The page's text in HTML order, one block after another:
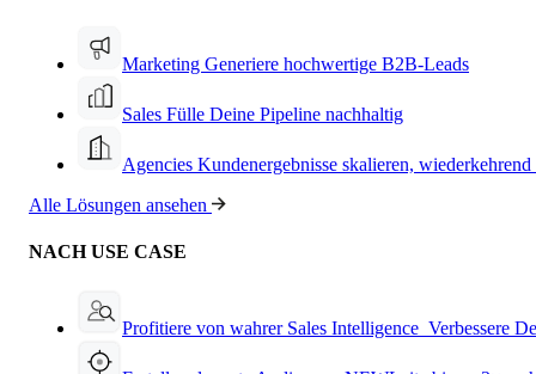
Marketing Generiere hochwertige B2B-Leads
Sales Fülle Deine Pipeline nachhaltig
Agencies Kundenergebnisse skalieren,
Alle Lösungen ansehen
NACH USE CASE
Profitiere von wahrer Sales Intelligence Verbessere